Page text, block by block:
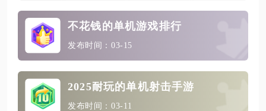
不花钱的单机游戏排行
发布时间：03-15
2025耐玩的单机射击手游
发布时间：03-11